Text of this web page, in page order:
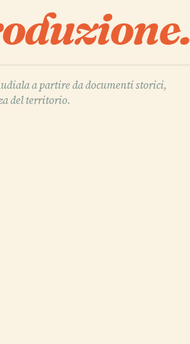
a partire da documenti storici,
del territorio.